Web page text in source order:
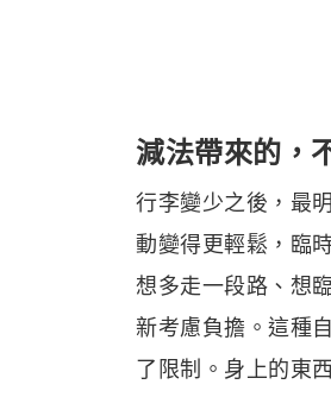
減法帶來的，
行李變少之後，最
動變得更輕鬆，臨
想多走一段路、想
新考慮負擔。這種
了限制。身上的東